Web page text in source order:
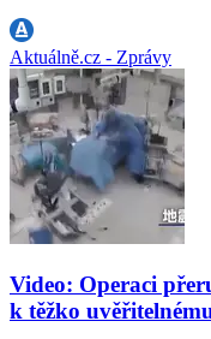
Aktuálně.cz - Zprávy
Video: Operaci
k těžko